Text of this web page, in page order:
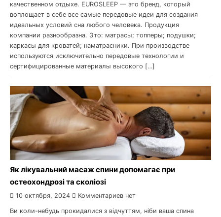
качественном отдыхе. EUROSLEEP — это бренд, который
воплощает в себе все самые передовые идеи для создания
идеальных условий сна любого человека. Продукция
компании разнообразна. Это: матрасы; топперы; подушки;
каркасы для кроватей; наматрасники. При производстве
используются исключительно передовые технологии и
сертифицированные материалы высокого […]
Як лікувальний масаж спини допомагає при
остеохондрозі та сколіозі
10 октября, 2024 Комментариев нет
Ви коли-небудь прокидалися з відчуттям, ніби ваша спина